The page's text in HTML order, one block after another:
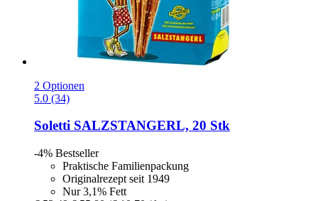
2 Optionen
5.0 (34)
Soletti SALZSTANGERL, 20 Stk
-4% Bestseller
Praktische Familienpackung
Originalrezept seit 1949
Nur 3,1% Fett